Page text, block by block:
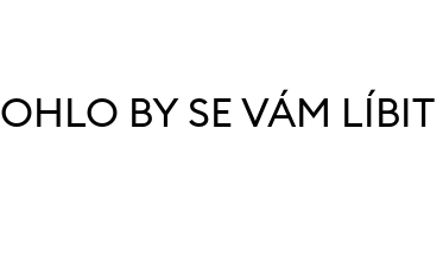
BY SE VÁM LÍBIT